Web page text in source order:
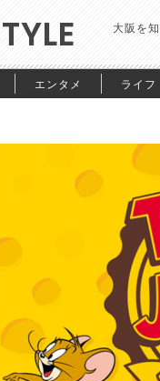
大阪を
エンタメ ライフ